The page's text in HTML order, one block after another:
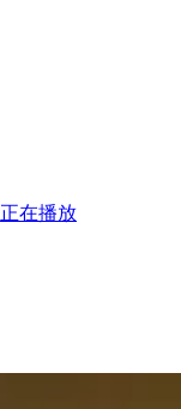
正在播放